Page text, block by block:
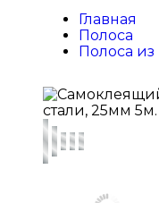
Главная
Полоса
Полоса